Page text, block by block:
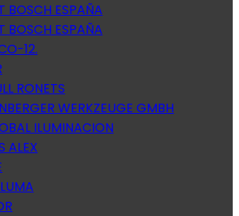
BOSCH ESPAÑA
BOSCH ESPAÑA
12.
RONETS
WERKZEUGE GMBH
ILUMINACION
ALEX